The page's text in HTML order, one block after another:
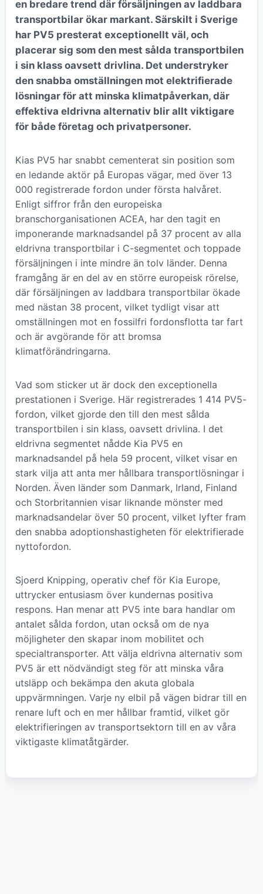
en bredare trend där försäljningen av laddbara
transportbilar ökar markant. Särskilt i Sverige
har PV5 presterat exceptionellt väl, och
placerar sig som den mest sålda transportbilen
i sin klass oavsett drivlina. Det understryker
den snabba omställningen mot elektrifierade
lösningar för att minska klimatpåverkan, där
effektiva eldrivna alternativ blir allt viktigare
för både företag och privatpersoner.
Kias PV5 har snabbt cementerat sin position som
en ledande aktör på Europas vägar, med över 13
000 registrerade fordon under första halvåret.
Enligt siffror från den europeiska
branschorganisationen ACEA, har den tagit en
imponerande marknadsandel på 37 procent av alla
eldrivna transportbilar i C-segmentet och toppade
försäljningen i inte mindre än tolv länder. Denna
framgång är en del av en större europeisk rörelse,
där försäljningen av laddbara transportbilar ökade
med nästan 38 procent, vilket tydligt visar att
omställningen mot en fossilfri fordonsflotta tar fart
och är avgörande för att bromsa
klimatförändringarna.
Vad som sticker ut är dock den exceptionella
prestationen i Sverige. Här registrerades 1 414 PV5-
fordon, vilket gjorde den till den mest sålda
transportbilen i sin klass, oavsett drivlina. I det
eldrivna segmentet nådde Kia PV5 en
marknadsandel på hela 59 procent, vilket visar en
stark vilja att anta mer hållbara transportlösningar i
Norden. Även länder som Danmark, Irland, Finland
och Storbritannien visar liknande mönster med
marknadsandelar över 50 procent, vilket lyfter fram
den snabba adoptionshastigheten för elektrifierade
nyttofordon.
Sjoerd Knipping, operativ chef för Kia Europe,
uttrycker entusiasm över kundernas positiva
respons. Han menar att PV5 inte bara handlar om
antalet sålda fordon, utan också om de nya
möjligheter den skapar inom mobilitet och
specialtransporter. Att välja eldrivna alternativ som
PV5 är ett nödvändigt steg för att minska våra
utsläpp och bekämpa den akuta globala
uppvärmningen. Varje ny elbil på vägen bidrar till en
renare luft och en mer hållbar framtid, vilket gör
elektrifieringen av transportsektorn till en av våra
viktigaste klimatåtgärder.